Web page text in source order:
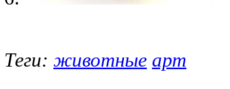
Теги: животные арт